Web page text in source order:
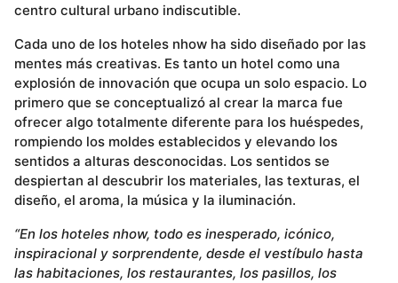
centro cultural urbano indiscutible.
Cada uno de los hoteles nhow ha sido diseñado por las
mentes más creativas. Es tanto un hotel como una
explosión de innovación que ocupa un solo espacio. Lo
primero que se conceptualizó al crear la marca fue
ofrecer algo totalmente diferente para los huéspedes,
rompiendo los moldes establecidos y elevando los
sentidos a alturas desconocidas. Los sentidos se
despiertan al descubrir los materiales, las texturas, el
diseño, el aroma, la música y la iluminación.
“En los hoteles nhow, todo es inesperado, icónico,
inspiracional y sorprendente, desde el vestíbulo hasta
las habitaciones, los restaurantes, los pasillos, los